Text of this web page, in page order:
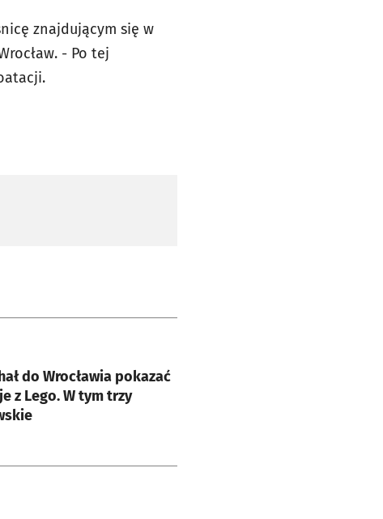
znajdującym się w
- Po tej
do Wrocławia pokazać
z Lego. W tym trzy